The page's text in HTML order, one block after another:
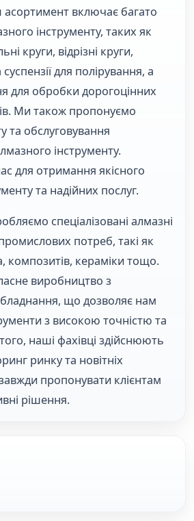
асортимент включає багато
інструменту, таких як
круги, відрізні круги,
для полірування, а
для обробки дорогоцінних
Ми також пропонуємо
та обслуговування
інструменту.
для отримання якісного
та надійних послуг.
спеціалізовані алмазні
потреб, такі як
композитів, кераміки тощо.
виробництво з
що дозволяє нам
з високою точністю та
наші фахівці здійснюють
ринку та новітніх
пропонувати клієнтам
рішення.